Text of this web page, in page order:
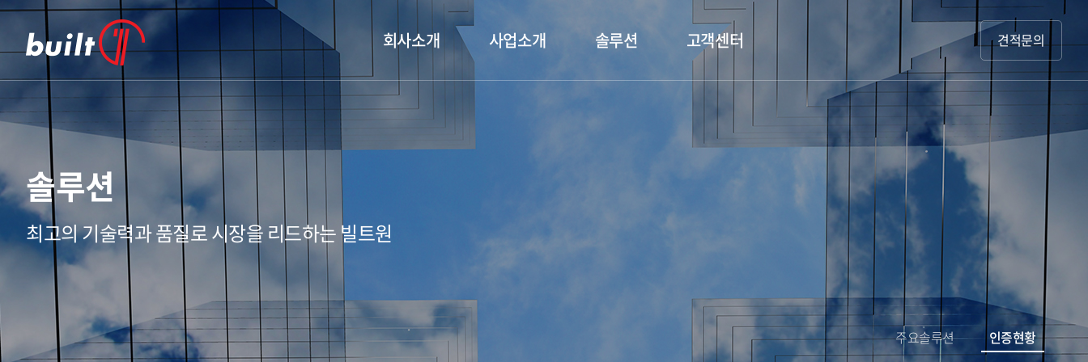
회사소개 사업소개 솔루션 고객센터 견적문의
솔루션
최고의 기술력과 품질로 시장을 리드하는 빌트원
주요솔루션 인증현황